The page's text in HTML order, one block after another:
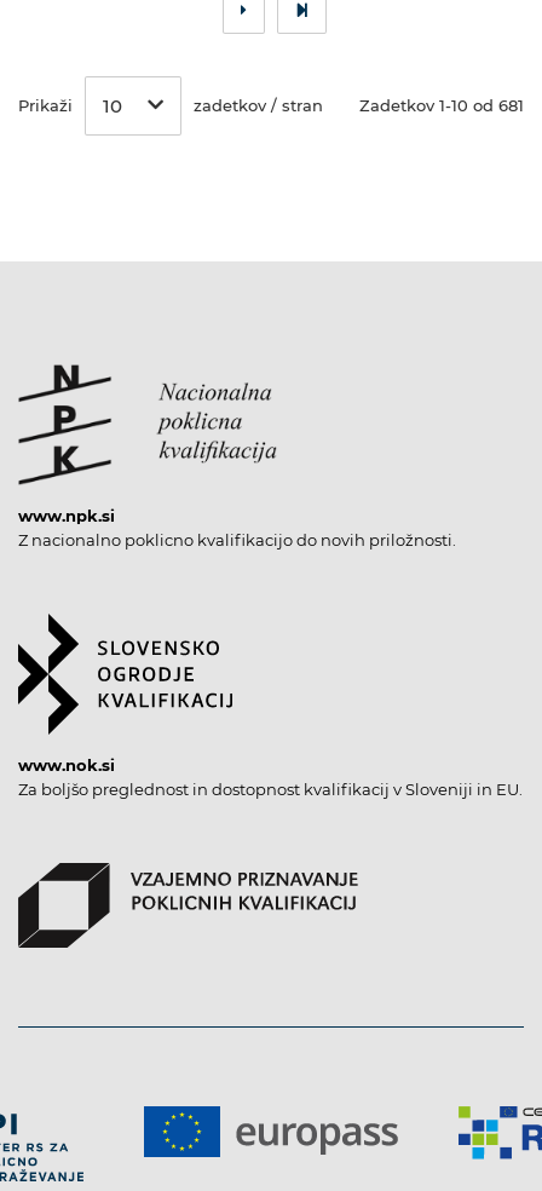
Prikaži 10 zadetkov / stran Zadetkov 1-10 od 681
www.npk.si
Z nacionalno poklicno kvalifikacijo do novih priložnosti.
www.nok.si
Za boljšo preglednost in dostopnost kvalifikacij v Sloveniji in EU.